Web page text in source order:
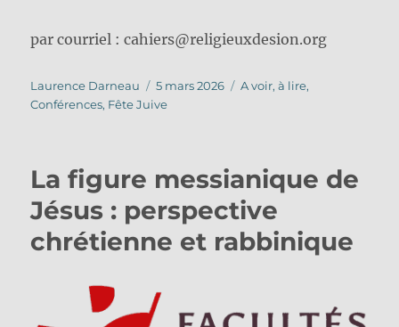
par courriel : cahiers@religieuxdesion.org
Auteur
Laurence Darneau
Publié
le
5 mars 2026 Catégories
A voir, à lire,
Conférences, Fête Juive
La figure messianique de
Jésus : perspective
chrétienne et rabbinique